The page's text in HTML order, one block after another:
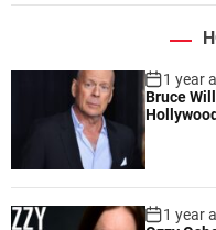
1 year
Bruce
1 year